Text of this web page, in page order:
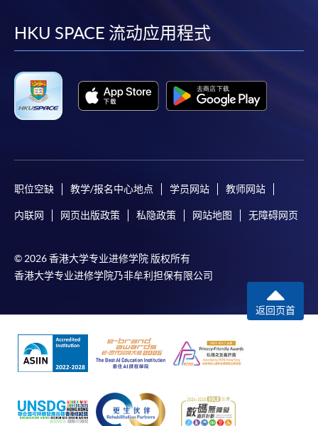
*香港大學專業進修學院Mastercard卡 持有人如欲享用十個
學中心作付款安排。
如欲了解如何於網上報讀新課程及繳費，請瀏覽網上
報讀同一學歷頒授課程內其他單元
個別課程為須報讀同一學歷頒授課程及其他單元或繳
交下期學費的學員，提供網上服務，如學員就讀的課
程設有此服務，課程負責人會通知學員有關程序。
網上支付可通過「繳費靈」(PPS) (不適用於手機)、
VISA 或 Mastercard、「微信支付」(Online WeChat
繳付學費。
facebook
youtube
linkedin
HKU SPACE 流动应用程式
职位空缺 教学/报名中心地点 学员网站 教师网站
内联网 网页出版政策 私隐政策 网站地图 无障碍网页
© 2026 香港大学专业进修学院 版权所有
香港大学专业进修学院乃非牟利担保有限公司
返回页首